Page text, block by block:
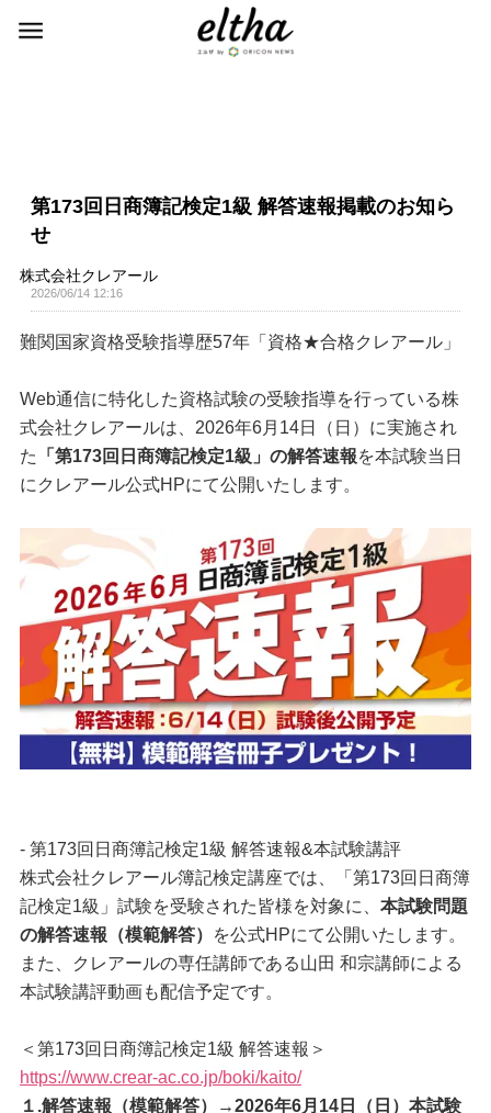
第173回日商簿記検定1級 解答速報掲載のお知ら
せ
株式会社クレアール
2026/06/14 12:16
難関国家資格受験指導歴57年「資格★合格クレアール」
Web通信に特化した資格試験の受験指導を行っている株
式会社クレアールは、2026年6月14日（日）に実施され
た
「第173回日商簿記検定1級」の解答速報を本試験当日
にクレアール公式HPにて公開いたします。
- 第173回日商簿記検定1級 解答速報&本試験講評
株式会社クレアール簿記検定講座では、「第173回日商簿
記検定1級」試験を受験された皆様を対象に、 本試験問題
の解答速報（模範解答）
を公式HPにて公開いたします。
また、クレアールの専任講師である山田 和宗講師による
本試験講評動画も配信予定です。
＜第173回日商簿記検定1級 解答速報＞
https://www.crear-ac.co.jp/boki/kaito/
１.解答速報（模範解答）→2026年6月14日（日）本試験